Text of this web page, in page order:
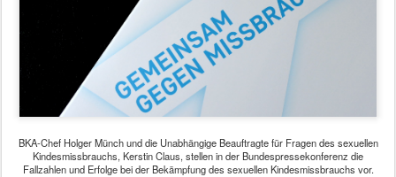
BKA-Chef Holger Münch und die Unabhängige Beauftragte für Fragen des sexuellen
Kindesmissbrauchs, Kerstin Claus, stellen in der Bundespressekonferenz die
Fallzahlen und Erfolge bei der Bekämpfung des sexuellen Kindesmissbrauchs vor.